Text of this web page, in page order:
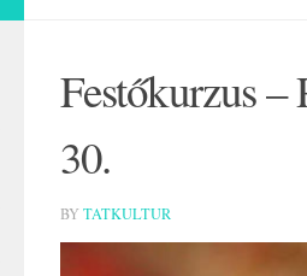
Festőkurzus –
30.
BY TATKULTUR